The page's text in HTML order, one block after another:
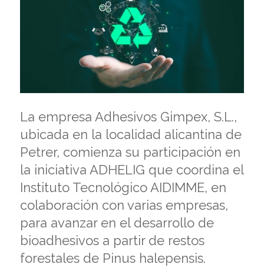
La empresa Adhesivos Gimpex, S.L.,
ubicada en la localidad alicantina de
Petrer, comienza su participación en
la iniciativa ADHELIG que coordina el
Instituto Tecnológico AIDIMME, en
colaboración con varias empresas,
para avanzar en el desarrollo de
bioadhesivos a partir de restos
forestales de Pinus halepensis.